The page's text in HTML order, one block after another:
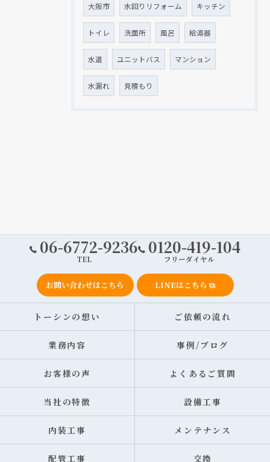
大阪市 水回りリフォーム キッチン
トイレ 洗面所 風呂 給湯器
水道 ユニットバス マンション
水漏れ 見積もり
06-6772-9236
TEL
0120-419-104
フリーダイヤル
お問い合わせはこちら LINEはこちら
トーシンの想い ご依頼の流れ
業務内容 事例/ブログ
お客様の声 よくあるご質問
当社の特徴 設備工事
内装工事 メンテナンス
配管工事 交換